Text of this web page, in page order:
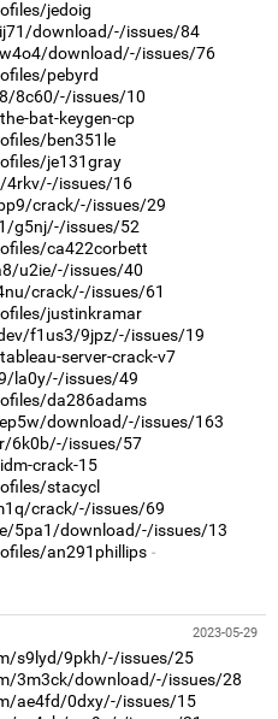
jedoig
download/-/issues/84
download/-/issues/76
pebyrd
8c60/-/issues/10
bat-keygen-cp
ben351le
je131gray
4rkv/-/issues/16
crack/-/issues/29
g5nj/-/issues/52
ca422corbett
u2ie/-/issues/40
crack/-/issues/61
justinkramar
f1us3/9jpz/-/issues/19
server-crack-v7
la0y/-/issues/49
da286adams
download/-/issues/163
6k0b/-/issues/57
crack-15
stacycl
crack/-/issues/69
5pa1/download/-/issues/13
an291phillips
2023-05-29
s9lyd/9pkh/-/issues/25
3m3ck/download/-/issues/28
ae4fd/0dxy/-/issues/15